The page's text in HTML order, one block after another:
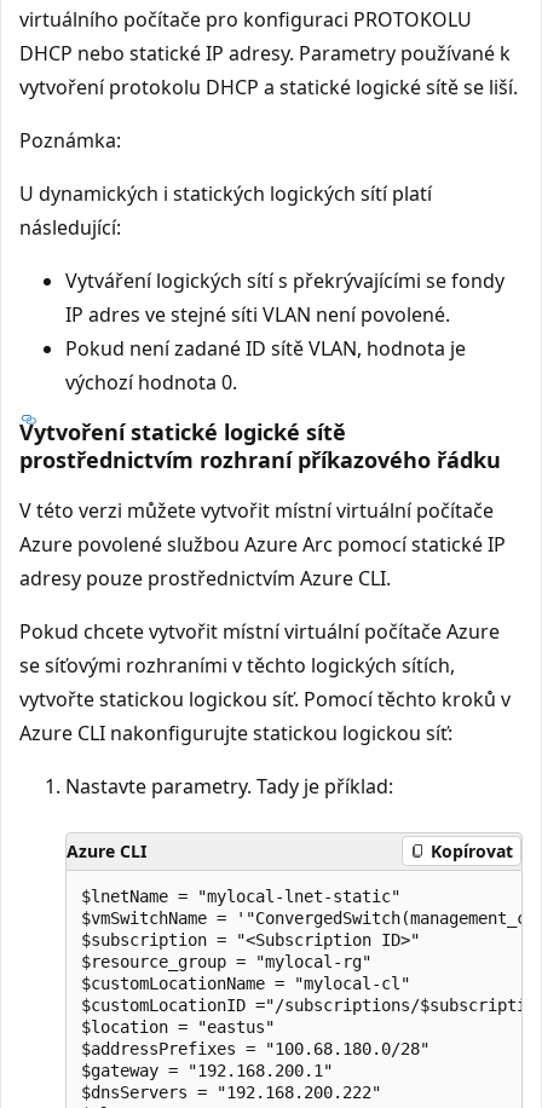
virtuálního počítače pro konfiguraci PROTOKOLU
DHCP nebo statické IP adresy. Parametry používané k
vytvoření protokolu DHCP a statické logické sítě se liší.
Poznámka:
U dynamických i statických logických sítí platí
následující:
Vytváření logických sítí s překrývajícími se fondy
IP adres ve stejné síti VLAN není povolené.
Pokud není zadané ID sítě VLAN, hodnota je
výchozí hodnota 0.
Vytvoření statické logické sítě
prostřednictvím rozhraní příkazového řádku
V této verzi můžete vytvořit místní virtuální počítače
Azure povolené službou Azure Arc pomocí statické IP
adresy pouze prostřednictvím Azure CLI.
Pokud chcete vytvořit místní virtuální počítače Azure
se síťovými rozhraními v těchto logických sítích,
vytvořte statickou logickou síť. Pomocí těchto kroků v
Azure CLI nakonfigurujte statickou logickou síť:
Nastavte parametry. Tady je příklad:
Azure CLI Kopírovat
$lnetName = "mylocal-lnet-static"
$vmSwitchName =
$subscription = "<Subscription ID>"
$resource_group = "mylocal-rg"
$customLocationName = "mylocal-cl"
$customLocationID ="/subscriptions/
$location = "eastus"
$addressPrefixes = "100.68.180.0/28"
$gateway = "192.168.200.1"
$dnsServers = "192.168.200.222"